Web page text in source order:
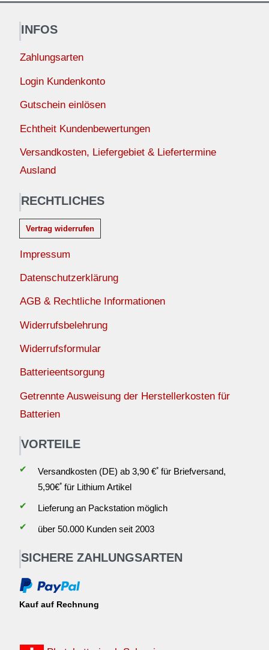
INFOS
Zahlungsarten
Login Kundenkonto
Gutschein einlösen
Echtheit Kundenbewertungen
Versandkosten, Liefergebiet & Liefertermine
Ausland
RECHTLICHES
Vertrag widerrufen
Impressum
Datenschutzerklärung
AGB & Rechtliche Informationen
Widerrufsbelehrung
Widerrufsformular
Batterieentsorgung
Getrennte Ausweisung der Herstellerkosten für
Batterien
VORTEILE
✔ Versandkosten (DE) ab 3,90 €*für Briefversand,
5,90€*für Lithium Artikel
✔
Lieferung an Packstation möglich
✔
über 50.000 Kunden seit 2003
SICHERE ZAHLUNGSARTEN
Kauf auf Rechnung